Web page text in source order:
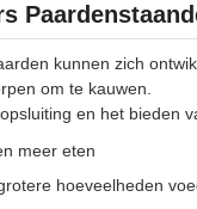
kunnen zich
om te kauwen.
en het bieden
meer eten
hoeveelheden